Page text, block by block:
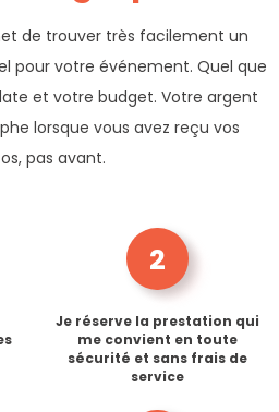
de trouver très facilement un
pour votre événement. Quel que
et votre budget. Votre argent
lorsque vous avez reçu vos
pas avant.
2
Je réserve la prestation qui
me convient en toute
sécurité et sans frais de
service